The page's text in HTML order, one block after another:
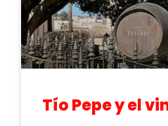
Tío Pepe y el